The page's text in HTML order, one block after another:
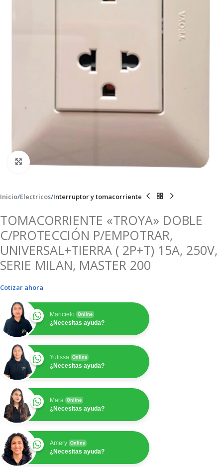
Clic para ampliar
Inicio Electricos Interruptor y tomacorriente
TOMACORRIENTE «TROYA» DOBLE
C/PROTECCIÓN P/EMPOTRAR,
UNIVERSAL+TIERRA ( 2P+T) 15A, 250V,
SERIE MILAN, MASTER 200
Cotizar ahora
Maricielo Online
¿Necesitas ayuda?
Yulissa Online
¿Necesitas ayuda?
Mara Online
¿Necesitas ayuda?
Amery Online
¿Necesitas ayuda?